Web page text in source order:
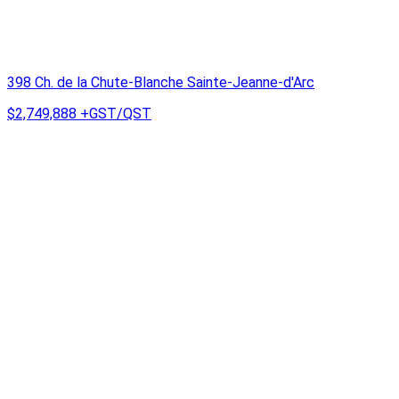
398 Ch. de la Chute-Blanche Sainte-Jeanne-d'Arc
$2,749,888 +GST/QST